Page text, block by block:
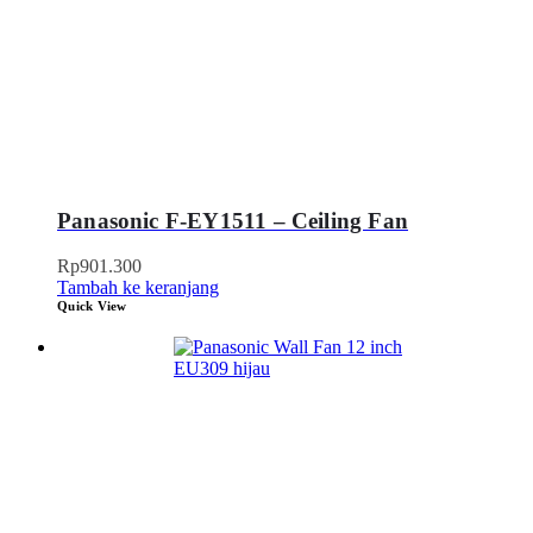
Panasonic F-EY1511 – Ceiling Fan
Rp901.300
Tambah ke keranjang
Quick View